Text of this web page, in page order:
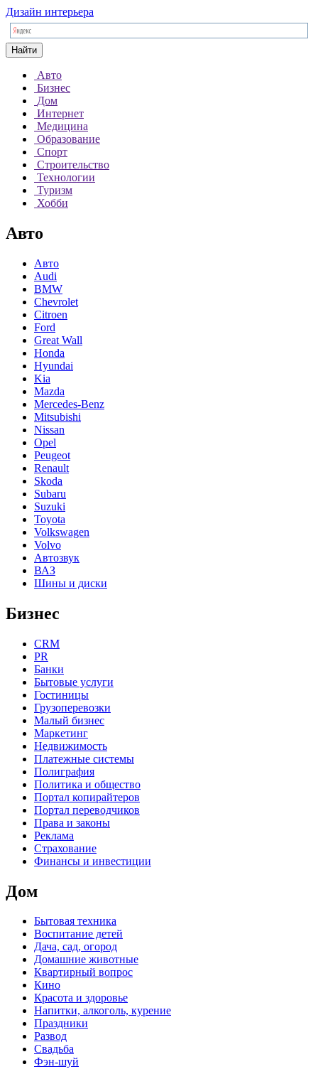
Дизайн интерьера
Найти
Авто
Бизнес
Дом
Интернет
Медицина
Образование
Спорт
Строительство
Технологии
Туризм
Хобби
Авто
Авто
Audi
BMW
Chevrolet
Citroen
Ford
Great Wall
Honda
Hyundai
Kia
Mazda
Mercedes-Benz
Mitsubishi
Nissan
Opel
Peugeot
Renault
Skoda
Subaru
Suzuki
Toyota
Volkswagen
Volvo
Автозвук
ВАЗ
Шины и диски
Бизнес
CRM
PR
Банки
Бытовые услуги
Гостиницы
Грузоперевозки
Малый бизнес
Маркетинг
Недвижимость
Платежные системы
Полиграфия
Политика и общество
Портал копирайтеров
Портал переводчиков
Права и законы
Реклама
Страхование
Финансы и инвестиции
Дом
Бытовая техника
Воспитание детей
Дача, сад, огород
Домашние животные
Квартирный вопрос
Кино
Красота и здоровье
Напитки, алкоголь, курение
Праздники
Развод
Свадьба
Фэн-шуй